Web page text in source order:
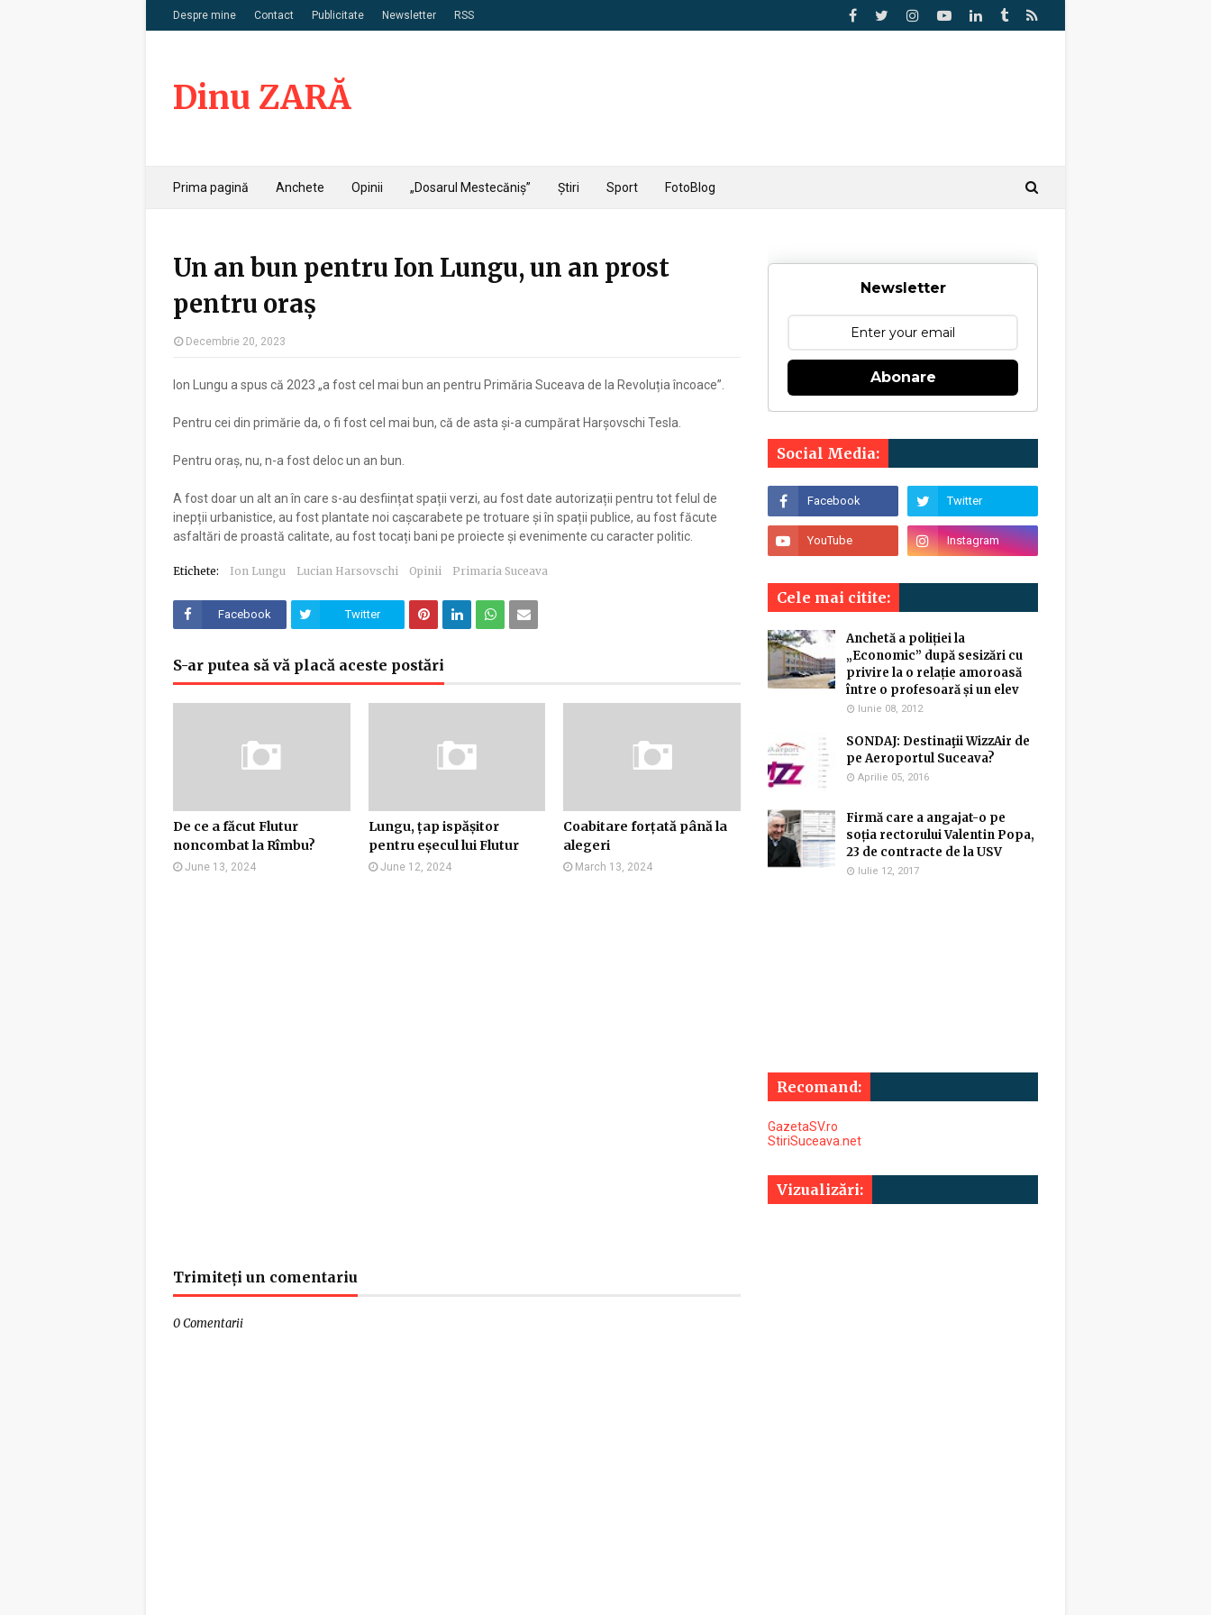
Despre mine Contact Publicitate Newsletter RSS
Dinu ZARĂ
Prima pagină Anchete Opinii „Dosarul Mestecăniș” Știri Sport FotoBlog
Un an bun pentru Ion Lungu, un an prost
pentru oraș
Decembrie 20, 2023
Ion Lungu a spus că 2023 „a fost cel mai bun an pentru Primăria Suceava de la Revoluția încoace”.
Pentru cei din primărie da, o fi fost cel mai bun, că de asta și-a cumpărat Harșovschi Tesla.
Pentru oraș, nu, n-a fost deloc un an bun.
A fost doar un alt an în care s-au desființat spații verzi, au fost date autorizații pentru tot felul de
inepții urbanistice, au fost plantate noi cașcarabete pe trotuare și în spații publice, au fost făcute
asfaltări de proastă calitate, au fost tocați bani pe proiecte și evenimente cu caracter politic.
Etichete: Ion Lungu Lucian Harsovschi Opinii Primaria Suceava
Facebook Twitter
S-ar putea să vă placă aceste postări
De ce a făcut Flutur
noncombat la Rîmbu?
June 13, 2024
Lungu, țap ispășitor
pentru eșecul lui Flutur
June 12, 2024
Coabitare forțată până la
alegeri
March 13, 2024
Trimiteți un comentariu
0 Comentarii
Newsletter
Abonare
Social Media:
Cele mai citite:
Anchetă a poliției la
„Economic” după sesizări cu
privire la o relație amoroasă
între o profesoară și un elev
Iunie 08, 2012
SONDAJ: Destinaţii WizzAir de
pe Aeroportul Suceava?
Aprilie 05, 2016
Firmă care a angajat-o pe
soția rectorului Valentin Popa,
23 de contracte de la USV
Iulie 12, 2017
Recomand:
GazetaSV.ro
StiriSuceava.net
Vizualizări: